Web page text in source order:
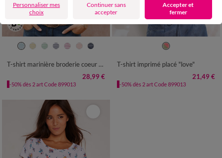
34/36 38/40 42/44 46/48
T-shirt marinière broderie coeur doré en coton biologique(**)
28,99 €
-50% dès 2 art Code 899013
38/40 42/44
T-shirt imprimé placé "love"
21,49 €
-50% dès 2 art Code 899013
Personnaliser mes
choix
Continuer sans
accepter
Accepter et
fermer